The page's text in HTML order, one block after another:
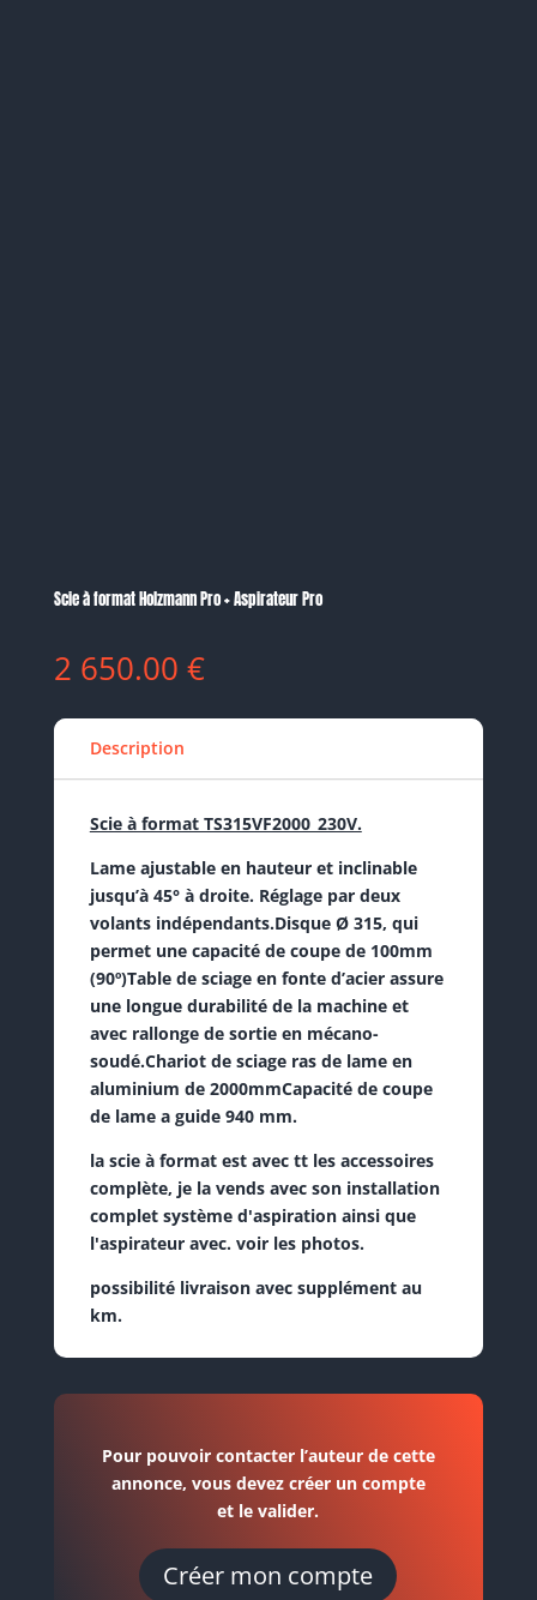
Scie à format Holzmann Pro + Aspirateur Pro
2 650.00 €
Description
Scie à format TS315VF2000_230V.
Lame ajustable en hauteur et inclinable
jusqu’à 45° à droite. Réglage par deux
volants indépendants.Disque Ø 315, qui
permet une capacité de coupe de 100mm
(90º)Table de sciage en fonte d’acier assure
une longue durabilité de la machine et
avec rallonge de sortie en mécano-
soudé.Chariot de sciage ras de lame en
aluminium de 2000mmCapacité de coupe
de lame a guide 940 mm.
la scie à format est avec tt les accessoires
complète, je la vends avec son installation
complet système d'aspiration ainsi que
l'aspirateur avec. voir les photos.
possibilité livraison avec supplément au
km.
Pour pouvoir contacter l’auteur de cette
annonce, vous devez créer un compte
et le valider.
Créer mon compte